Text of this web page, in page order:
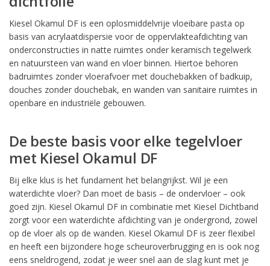
Kiesel Okamul DF is een oplosmiddelvrije vloeibare pasta op
basis van acrylaatdispersie voor de oppervlakteafdichting van
onderconstructies in natte ruimtes onder keramisch tegelwerk
en natuursteen van wand en vloer binnen. Hiertoe behoren
badruimtes zonder vloerafvoer met douchebakken of badkuip,
douches zonder douchebak, en wanden van sanitaire ruimtes in
openbare en industriële gebouwen.
De beste basis voor elke tegelvloer
met Kiesel Okamul DF
Bij elke klus is het fundament het belangrijkst. Wil je een
waterdichte vloer? Dan moet de basis – de ondervloer – ook
goed zijn. Kiesel Okamul DF in combinatie met Kiesel Dichtband
zorgt voor een waterdichte afdichting van je ondergrond, zowel
op de vloer als op de wanden. Kiesel Okamul DF is zeer flexibel
en heeft een bijzondere hoge scheuroverbrugging en is ook nog
eens sneldrogend, zodat je weer snel aan de slag kunt met je